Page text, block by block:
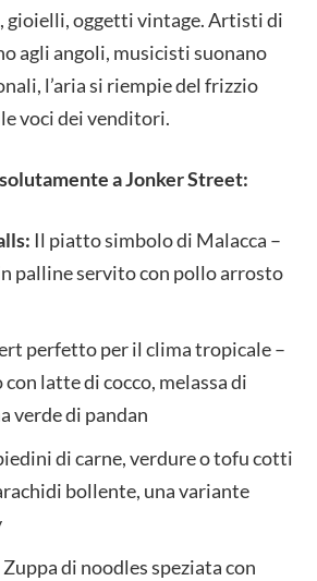
oggetti vintage. Artisti di
agli angoli, musicisti suonano
l’aria si riempie del frizzio
voci dei venditori.
a Jonker Street:
Il piatto simbolo di Malacca –
palline servito con pollo arrosto
perfetto per il clima tropicale –
latte di cocco, melassa di
verde di pandan
di carne, verdure o tofu cotti
bollente, una variante
Zuppa di noodles speziata con